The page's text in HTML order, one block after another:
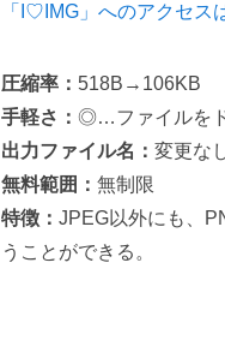
「I♡IMG」へのアクセス
圧縮率： 518B→106KB
手軽さ： ◎…ファイルをド
出力ファイル名： 変更な
無料範囲： 無制限
特徴： JPEG以外にも、
うことができる。